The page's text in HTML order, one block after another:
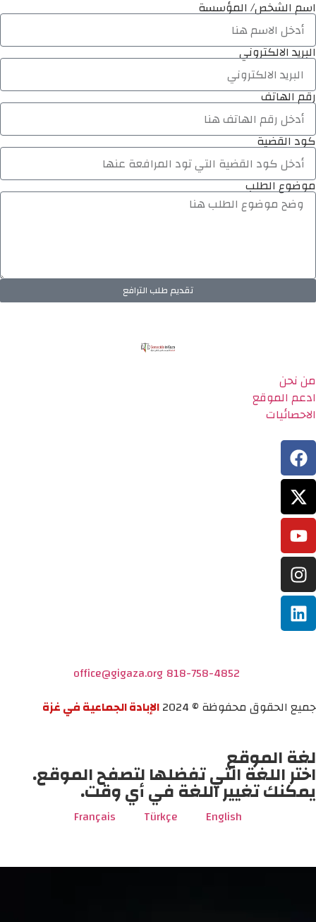
اسم الشخص/ المؤسسة
البريد الالكتروني
رقم الهاتف
كود القضية
موضوع الطلب
تقديم طلب الترافع
من نحن
ادعم الموقع
الاحصائيات
818-758-4852
office@gigaza.org
جميع الحقوق محفوظة © 2024
الإبادة الجماعية في غزة
لغة الموقع
اختر اللغة التي تفضلها لتصفح الموقع.
يمكنك تغيير اللغة في أي وقت.
English
Türkçe
Français